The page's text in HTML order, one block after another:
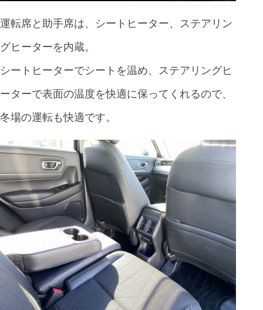
運転席と助手席は、シートヒーター、ステアリン
グヒーターを内蔵。
シートヒーターでシートを温め、ステアリングヒ
ーターで表面の温度を快適に保ってくれるので、
冬場の運転も快適です。